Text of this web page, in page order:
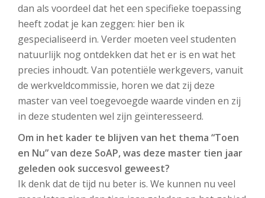
dan als voordeel dat het een specifieke toepassing
heeft zodat je kan zeggen: hier ben ik
gespecialiseerd in. Verder moeten veel studenten
natuurlijk nog ontdekken dat het er is en wat het
precies inhoudt. Van potentiële werkgevers, vanuit
de werkveldcommissie, horen we dat zij deze
master van veel toegevoegde waarde vinden en zij
in deze studenten wel zijn geïnteresseerd.
Om in het kader te blijven van het thema “Toen
en Nu” van deze SoAP, was deze master tien jaar
geleden ook succesvol geweest?
Ik denk dat de tijd nu beter is. We kunnen nu veel